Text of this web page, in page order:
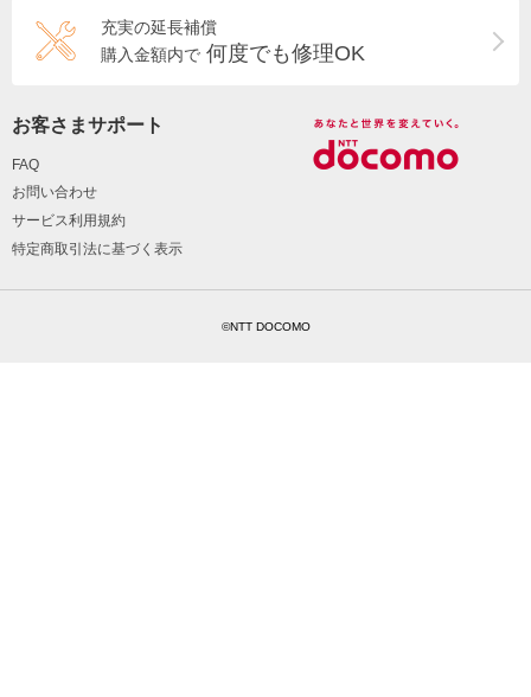
充実の延長補償
購入金額内で 何度でも修理OK
お客さまサポート
FAQ
お問い合わせ
サービス利用規約
特定商取引法に基づく表示
©NTT DOCOMO